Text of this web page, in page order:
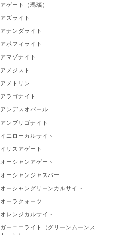
アゲート（瑪瑙）
アズライト
アナンダライト
アポフィライト
アマゾナイト
アメジスト
アメトリン
アラゴナイト
アンデスオパール
アンブリゴナイト
イエローカルサイト
イリスアゲート
オーシャンアゲート
オーシャンジャスパー
オーシャングリーンカルサイト
オーラクォーツ
オレンジカルサイト
ガーニエライト（グリーンムーンス